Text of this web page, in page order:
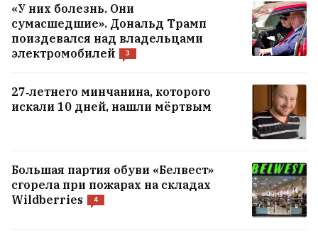
«У них болезнь. Они
сумасшедшие». Дональд Трамп
поиздевался над владельцами
электромобилей
3
27‑летнего минчанина, которого
искали 10 дней, нашли мёртвым
Большая партия обуви «Белвест»
сгорела при пожарах на складах
Wildberries
4
живут в туристических городах и не
любят приезжих». Что туристический
бум приносит Гродно